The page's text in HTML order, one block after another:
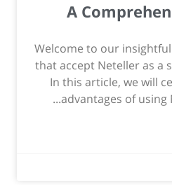
A
Welcome to our
that accept Neteller as a
In this article, we will
advantages of using